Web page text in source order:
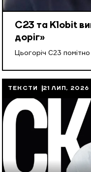
С23 та Klobit
доріг»
Цьогоріч С23 помітно
ТЕКСТИ 21 ЛИП, 2026